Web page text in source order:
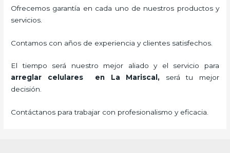
Ofrecemos garantía en cada uno de nuestros productos y
servicios.
Contamos con años de experiencia y clientes satisfechos.
El tiempo será nuestro mejor aliado y el servicio para
arreglar celulares en La Mariscal, será tu mejor
decisión.
Contáctanos para trabajar con profesionalismo y eficacia.